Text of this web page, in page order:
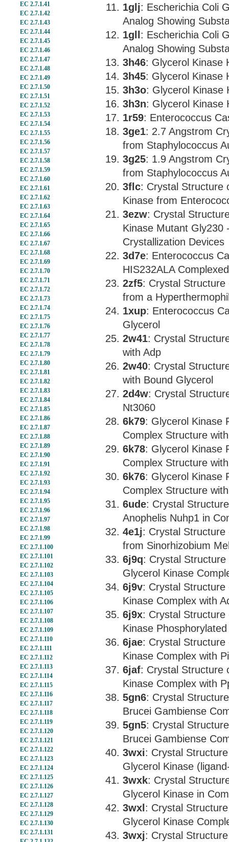
EC 2.7.1.41
EC 2.7.1.42
EC 2.7.1.43
EC 2.7.1.44
EC 2.7.1.45
EC 2.7.1.46
EC 2.7.1.47
EC 2.7.1.48
EC 2.7.1.49
EC 2.7.1.50
EC 2.7.1.51
EC 2.7.1.52
EC 2.7.1.53
EC 2.7.1.54
EC 2.7.1.55
EC 2.7.1.56
EC 2.7.1.57
EC 2.7.1.58
EC 2.7.1.59
EC 2.7.1.60
EC 2.7.1.61
EC 2.7.1.62
EC 2.7.1.63
EC 2.7.1.64
EC 2.7.1.65
EC 2.7.1.66
EC 2.7.1.67
EC 2.7.1.68
EC 2.7.1.69
EC 2.7.1.70
EC 2.7.1.71
EC 2.7.1.72
EC 2.7.1.73
EC 2.7.1.74
EC 2.7.1.75
EC 2.7.1.76
EC 2.7.1.77
EC 2.7.1.78
EC 2.7.1.79
EC 2.7.1.80
EC 2.7.1.81
EC 2.7.1.82
EC 2.7.1.83
EC 2.7.1.84
EC 2.7.1.85
EC 2.7.1.86
EC 2.7.1.87
EC 2.7.1.88
EC 2.7.1.89
EC 2.7.1.90
EC 2.7.1.91
EC 2.7.1.92
EC 2.7.1.93
EC 2.7.1.94
EC 2.7.1.95
EC 2.7.1.96
EC 2.7.1.97
EC 2.7.1.98
EC 2.7.1.99
EC 2.7.1.100
EC 2.7.1.101
EC 2.7.1.102
EC 2.7.1.103
EC 2.7.1.104
EC 2.7.1.105
EC 2.7.1.106
EC 2.7.1.107
EC 2.7.1.108
EC 2.7.1.109
EC 2.7.1.110
EC 2.7.1.111
EC 2.7.1.112
EC 2.7.1.113
EC 2.7.1.114
EC 2.7.1.115
EC 2.7.1.116
EC 2.7.1.117
EC 2.7.1.118
EC 2.7.1.119
EC 2.7.1.120
EC 2.7.1.121
EC 2.7.1.122
EC 2.7.1.123
EC 2.7.1.124
EC 2.7.1.125
EC 2.7.1.126
EC 2.7.1.127
EC 2.7.1.128
EC 2.7.1.129
EC 2.7.1.130
EC 2.7.1.131
1glj: Escherichia Coli
Analog Showing
1gll : Escherichia Coli
Analog Showing
3h46: Glycerol Kinase
3h45: Glycerol Kinase
3h3o: Glycerol Kinase
3h3n: Glycerol Kinase
1r59: Enterococcus
3ge1: 2.7 Angstrom
from Staphylococcus
3g25: 1.9 Angstrom
from Staphylococcus
3flc: Crystal Structure
Kinase from
3ezw: Crystal
Kinase Mutant Gly230
Crystallization Devices
3d7e: Enterococcus
HIS232ALA
2zf5: Crystal Structure
from a
1xup: Enterococcus
Glycerol
2w41: Crystal
with Adp
2w40: Crystal
with Bound Glycerol
2d4w: Crystal
Nt3060
6k79: Glycerol Kinase
Complex Structure
6k78: Glycerol Kinase
Complex Structure
6k76: Glycerol Kinase
Complex Structure
6ude: Crystal
Anophelis Nuhp1 in
4e1j: Crystal Structure
from Sinorhizobium
6j9q: Crystal
Glycerol Kinase
6j9v: Crystal Structure
Kinase Complex with
6j9x: Crystal Structure
Kinase
6jae: Crystal Structure
Kinase Complex with
6jaf: Crystal Structure
Kinase Complex with
5gn6: Crystal
Brucei Gambiense
5gn5: Crystal
Brucei Gambiense
3wxi: Crystal
Glycerol Kinase
3wxk: Crystal
Glycerol Kinase in
3wxl : Crystal
Glycerol Kinase
3wxj: Crystal